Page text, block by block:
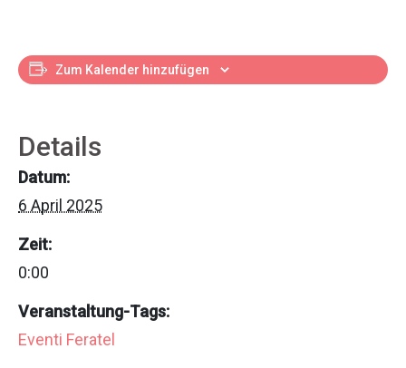
Zum Kalender hinzufügen
Details
Datum:
6 April 2025
Zeit:
0:00
Veranstaltung-Tags:
Eventi Feratel